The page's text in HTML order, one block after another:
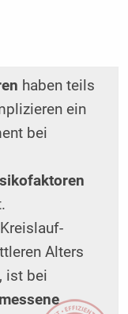
haben teils
ein
bei
Alters
ist bei